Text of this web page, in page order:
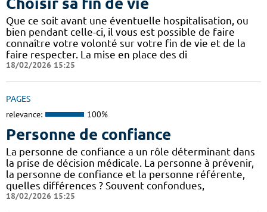
Que ce soit avant une éventuelle hospitalisation, ou
bien pendant celle-ci, il vous est possible de faire
connaître votre volonté sur votre fin de vie et de la
faire respecter. La mise en place des di
18/02/2026 15:25
PAGES
relevance: 100%
Personne de confiance
La personne de confiance a un rôle déterminant dans
la prise de décision médicale. La personne à prévenir,
la personne de confiance et la personne référente,
quelles différences ? Souvent confondues,
18/02/2026 15:25